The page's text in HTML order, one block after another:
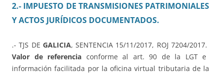
2.- IMPUESTO DE TRANSMISIONES PATRIMONIALES
Y ACTOS JURÍDICOS DOCUMENTADOS.
.- TJS DE GALICIA, SENTENCIA 15/11/2017, ROJ 7204/2017.
Valor de referencia conforme al art. 90 de la LGT e
información facilitada por la oficina virtual tributaria de la